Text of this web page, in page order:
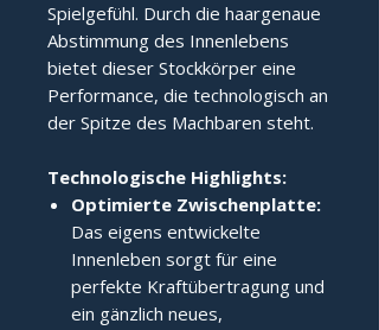
Spielgefühl. Durch die haargenaue
Abstimmung des Innenlebens
bietet dieser Stockkörper eine
Performance, die technologisch an
der Spitze des Machbaren steht.
Technologische Highlights:
Optimierte Zwischenplatte:
Das eigens entwickelte
Innenleben sorgt für eine
perfekte Kraftübertragung und
ein gänzlich neues,